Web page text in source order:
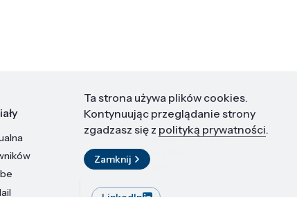
Kontakt
Instytut Wysokich Ciśnień PAN
ul. Sokołowska 29/37
01-142 Warszawa
LinkedIn
Ta strona używa plików cookies.
Kontynuując przeglądanie strony
zgadzasz się z polityką prywatności.
Zamknij